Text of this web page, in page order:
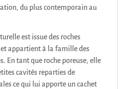
du plus contemporain au
est issue des roches
appartient à la famille des
En tant que roche poreuse, elle
cavités reparties de
ce qui lui apporte un cachet